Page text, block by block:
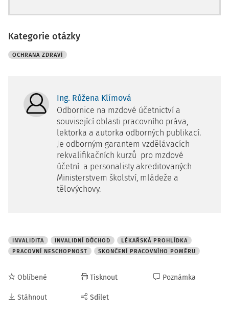
Kategorie otázky
OCHRANA ZDRAVÍ
Ing. Růžena Klímová
Odbornice na mzdové účetnictví a
související oblasti pracovního práva,
lektorka a autorka odborných publikací.
Je odborným garantem vzdělávacích
rekvalifikačních kurzů pro mzdové
účetní a personalisty akreditovaných
Ministerstvem školství, mládeže a
tělovýchovy.
INVALIDITA INVALIDNÍ DŮCHOD
LÉKAŘSKÁ PROHLÍDKA
PRACOVNÍ NESCHOPNOST
SKONČENÍ PRACOVNÍHO POMĚRU
Oblíbené
Stáhnout
Tisknout
Sdílet
Poznámka